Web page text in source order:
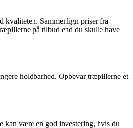
kvaliteten. Sammenlign priser fra
på tilbud end du skulle have
holdbarhed. Opbevar træpillerne et
kan være en god investering, hvis du